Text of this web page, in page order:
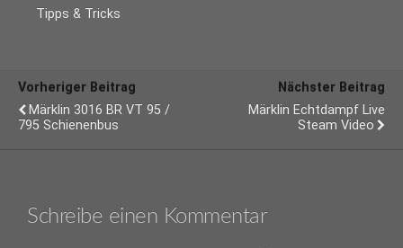
Tipps & Tricks
Vorheriger Beitrag
Märklin 3016 BR VT 95 /
795 Schienenbus
Nächster Beitrag
Märklin Echtdampf Live
Steam Video
Schreibe einen Kommentar